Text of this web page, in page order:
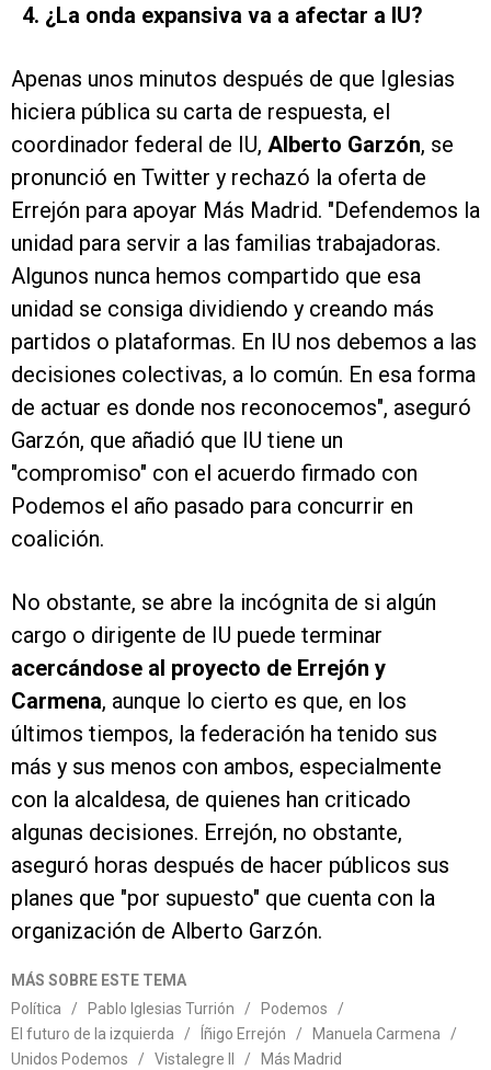
4. ¿La onda expansiva va a afectar a IU?
Apenas unos minutos después de que Iglesias
hiciera pública su carta de respuesta, el
coordinador federal de IU, Alberto Garzón, se
pronunció en Twitter y rechazó la oferta de
Errejón para apoyar Más Madrid. "Defendemos la
unidad para servir a las familias trabajadoras.
Algunos nunca hemos compartido que esa
unidad se consiga dividiendo y creando más
partidos o plataformas. En IU nos debemos a las
decisiones colectivas, a lo común. En esa forma
de actuar es donde nos reconocemos", aseguró
Garzón, que añadió que IU tiene un
"compromiso" con el acuerdo firmado con
Podemos el año pasado para concurrir en
coalición.
No obstante, se abre la incógnita de si algún
cargo o dirigente de IU puede terminar
acercándose al proyecto de Errejón y
Carmena, aunque lo cierto es que, en los
últimos tiempos, la federación ha tenido sus
más y sus menos con ambos, especialmente
con la alcaldesa, de quienes han criticado
algunas decisiones. Errejón, no obstante,
aseguró horas después de hacer públicos sus
planes que "por supuesto" que cuenta con la
organización de Alberto Garzón.
MÁS SOBRE ESTE TEMA
Política
/ Pablo Iglesias Turrión / Podemos
/
El futuro de la izquierda
/ Íñigo Errejón / Manuela Carmena
/
Unidos Podemos
/ Vistalegre II / Más Madrid